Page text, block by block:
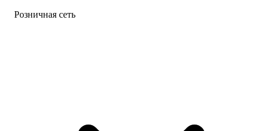
Розничная сеть